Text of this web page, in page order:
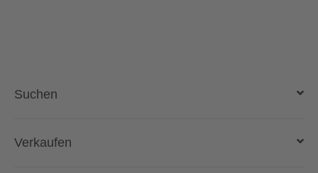
Suchen
Auto kaufen
Verkaufen